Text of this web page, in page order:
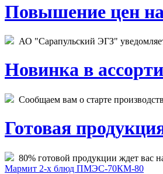
Повышение цен
АО "Сарапульский ЭГЗ"
Новинка в
Сообщаем вам о старте
Готовая
80% готовой продукции ждет вас
Мармит 2-х блюд ПМЭС-70КМ-80